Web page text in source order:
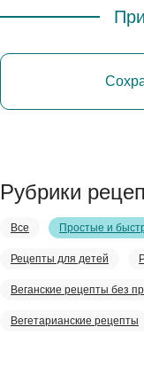
Рубрики
Все Простые и
Рецепты для детей
Веганские рецепты без
Вегетарианские рецепты